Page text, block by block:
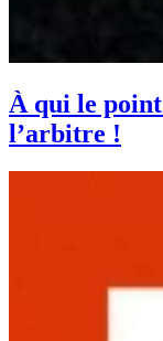
À qui le
l’arbitre !